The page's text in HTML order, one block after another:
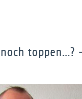
noch